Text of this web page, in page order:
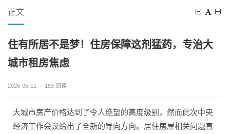
正文
住有所居不是梦！住房保障这剂猛药，专治大
城市租房焦虑
2026-05-11 / 153 阅读
大城市房产价格达到了令人绝望的高度级别，然而此次中央
经济工作会议给出了全新的导向方向。居住房屋相关问题直